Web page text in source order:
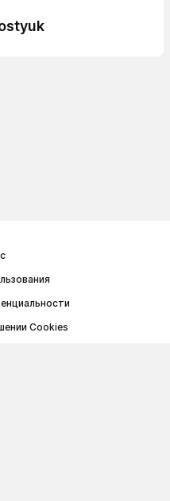
Cookies